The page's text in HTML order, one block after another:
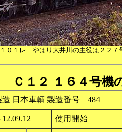
０１レ やはり大井川の主役は２２７
Ｃ１２ １６４号機
造 日本車輌 製造番号 484
12.09.12 使用開始